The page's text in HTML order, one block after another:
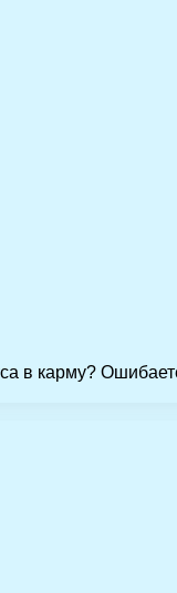
в карму?